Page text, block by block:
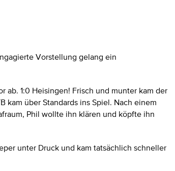
Vorstellung gelang ein
1:0 Heisingen! Frisch und munter kam der
kam über Standards ins Spiel. Nach einem
Phil wollte ihn klären und köpfte ihn
unter Druck und kam tatsächlich schneller